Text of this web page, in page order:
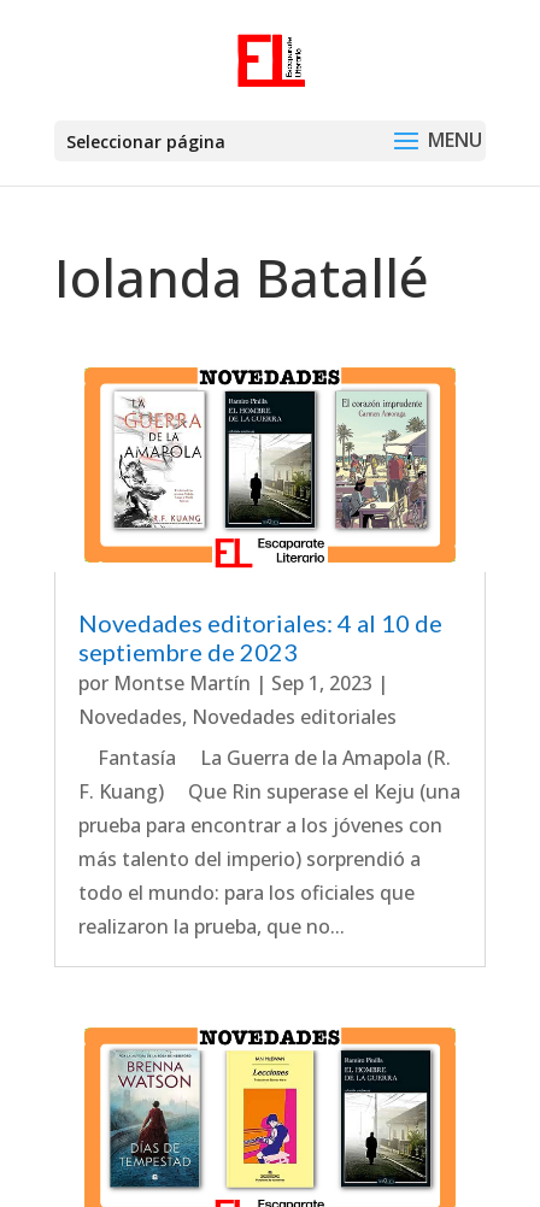
Seleccionar página
Iolanda Batallé
Novedades editoriales: 4 al 10 de
septiembre de 2023
por Montse Martín | Sep 1, 2023 |
Novedades, Novedades editoriales
Fantasía La Guerra de la Amapola (R.
F. Kuang) Que Rin superase el Keju (una
prueba para encontrar a los jóvenes con
más talento del imperio) sorprendió a
todo el mundo: para los oficiales que
realizaron la prueba, que no...